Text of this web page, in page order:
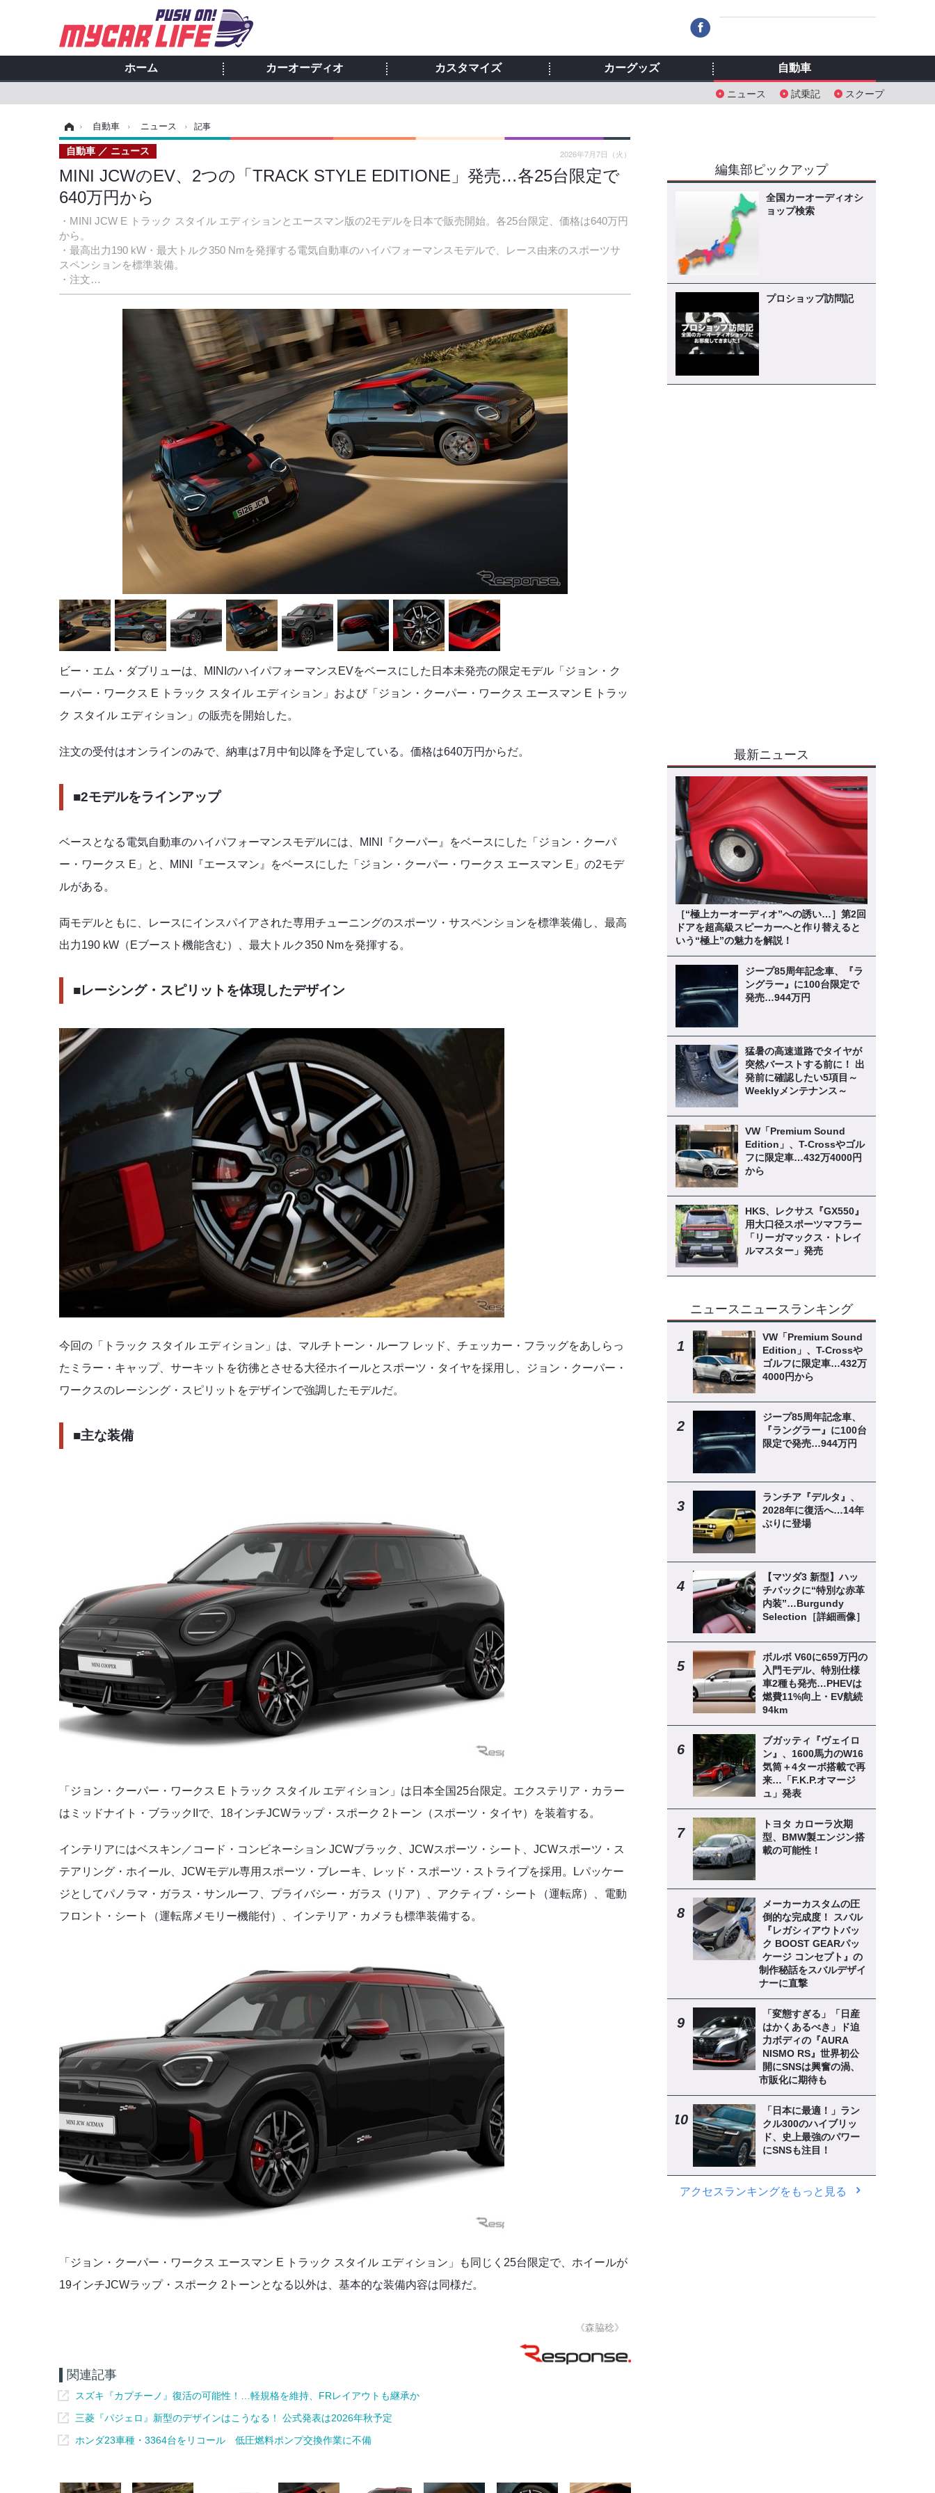
ホーム カーオーディオ カスタマイズ カーグッズ 自動車
ニュース 試乗記 スクープ
› 自動車 › ニュース › 記事
MINI JCWのEV、2つの「TRACK STYLE EDITIONE」発売…各25台限定で
640万円から
・MINI JCW E トラック スタイル エディションとエースマン版の2モデルを日本で販売開始。各25台限定、価格は640万円
から。
・最高出力190 kW・最大トルク350 Nmを発揮する電気自動車のハイパフォーマンスモデルで、レース由来のスポーツサ
スペンションを標準装備。
・注文…
自動車 ニュース 2026年7月7日（火）
ビー・エム・ダブリューは、MINIのハイパフォーマンスEVをベースにした日本未発売の限定モデル「ジョン・ク
ーパー・ワークス E トラック スタイル エディション」および「ジョン・クーパー・ワークス エースマン E トラッ
ク スタイル エディション」の販売を開始した。
注文の受付はオンラインのみで、納車は7月中旬以降を予定している。価格は640万円からだ。
■2モデルをラインアップ
ベースとなる電気自動車のハイパフォーマンスモデルには、MINI『クーパー』をベースにした「ジョン・クーパ
ー・ワークス E」と、MINI『エースマン』をベースにした「ジョン・クーパー・ワークス エースマン E」の2モデ
ルがある。
両モデルともに、レースにインスパイアされた専用チューニングのスポーツ・サスペンションを標準装備し、最高
出力190 kW（Eブースト機能含む）、最大トルク350 Nmを発揮する。
■レーシング・スピリットを体現したデザイン
今回の「トラック スタイル エディション」は、マルチトーン・ルーフ レッド、チェッカー・フラッグをあしらっ
たミラー・キャップ、サーキットを彷彿とさせる大径ホイールとスポーツ・タイヤを採用し、ジョン・クーパー・
ワークスのレーシング・スピリットをデザインで強調したモデルだ。
■主な装備
「ジョン・クーパー・ワークス E トラック スタイル エディション」は日本全国25台限定。エクステリア・カラー
はミッドナイト・ブラックIIで、18インチJCWラップ・スポーク 2トーン（スポーツ・タイヤ）を装着する。
インテリアにはベスキン／コード・コンビネーション JCWブラック、JCWスポーツ・シート、JCWスポーツ・ス
テアリング・ホイール、JCWモデル専用スポーツ・ブレーキ、レッド・スポーツ・ストライプを採用。Lパッケー
ジとしてパノラマ・ガラス・サンルーフ、プライバシー・ガラス（リア）、アクティブ・シート（運転席）、電動
フロント・シート（運転席メモリー機能付）、インテリア・カメラも標準装備する。
「ジョン・クーパー・ワークス エースマン E トラック スタイル エディション」も同じく25台限定で、ホイールが
19インチJCWラップ・スポーク 2トーンとなる以外は、基本的な装備内容は同様だ。
《森脇稔》
関連記事
スズキ『カプチーノ』復活の可能性！…軽規格を維持、FRレイアウトも継承か
三菱『パジェロ』新型のデザインはこうなる！ 公式発表は2026年秋予定
ホンダ23車種・3364台をリコール 低圧燃料ポンプ交換作業に不備
編集部ピックアップ
全国カーオーディオシ
ョップ検索
プロショップ訪問記
最新ニュース
［“極上カーオーディオ”への誘い…］第2回
ドアを超高級スピーカーへと作り替えると
いう“極上”の魅力を解説！
ジープ85周年記念車、『ラ
ングラー』に100台限定で
発売…944万円
猛暑の高速道路でタイヤが
突然バーストする前に！ 出
発前に確認したい5項目～
Weeklyメンテナンス～
VW「Premium Sound
Edition」、T-Crossやゴル
フに限定車…432万4000円
から
HKS、レクサス『GX550』
用大口径スポーツマフラー
「リーガマックス・トレイ
ルマスター」発売
ニュースニュースランキング
VW「Premium Sound
Edition」、T-Crossや
ゴルフに限定車…432万
4000円から
ジープ85周年記念車、
『ラングラー』に100台
限定で発売…944万円
ランチア『デルタ』、
2028年に復活へ…14年
ぶりに登場
【マツダ3 新型】ハッ
チバックに“特別な赤革
内装”…Burgundy
Selection［詳細画像］
ボルボ V60に659万円の
入門モデル、特別仕様
車2種も発売…PHEVは
燃費11%向上・EV航続
94km
ブガッティ『ヴェイロ
ン』、1600馬力のW16
気筒＋4ターボ搭載で再
来…「F.K.P.オマージ
ュ」発表
トヨタ カローラ次期
型、BMW製エンジン搭
載の可能性！
メーカーカスタムの圧
倒的な完成度！ スバル
『レガシィアウトバッ
ク BOOST GEARパッ
ケージ コンセプト』の
制作秘話をスバルデザイ
ナーに直撃
「変態すぎる」「日産
はかくあるべき」ド迫
力ボディの『AURA
NISMO RS』世界初公
開にSNSは興奮の渦、
市販化に期待も
「日本に最適！」ラン
クル300のハイブリッ
ド、史上最強のパワー
にSNSも注目！
アクセスランキングをもっと見る